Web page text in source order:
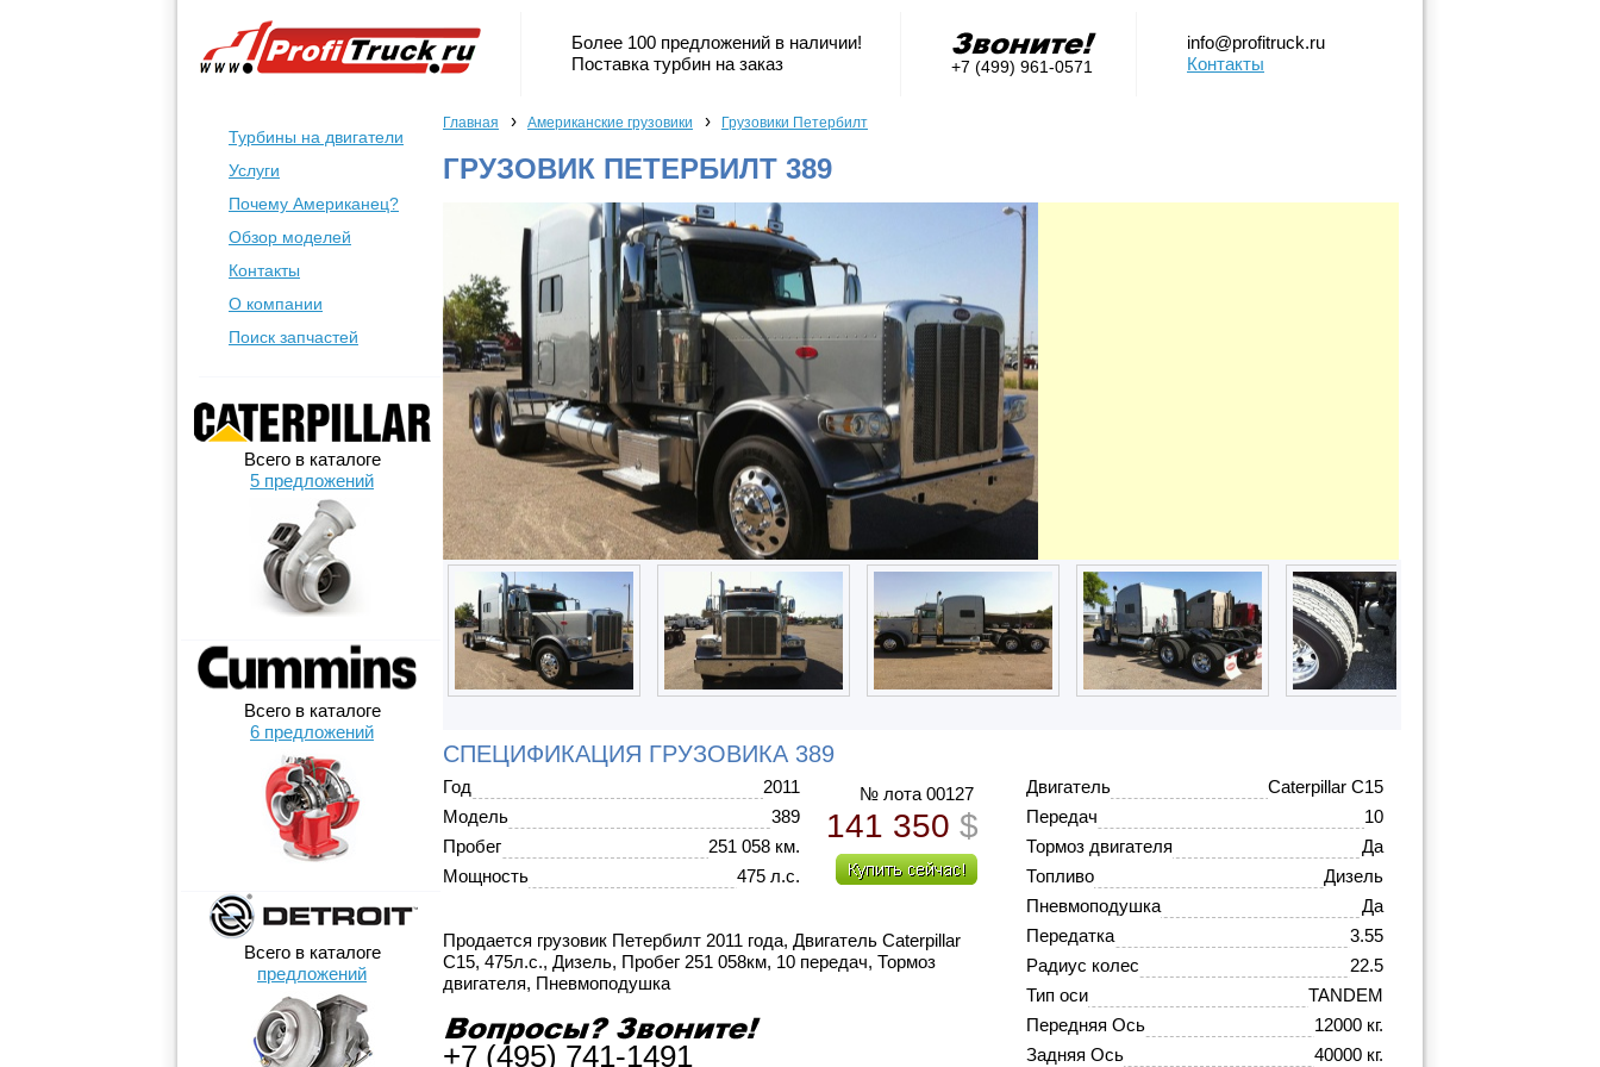
Более 100 предложений в наличии!
Поставка турбин на заказ
+7 (499) 961-0571
info@profitruck.ru
Контакты
Турбины на двигатели
Услуги
Почему Американец?
Обзор моделей
Контакты
О компании
Поиск запчастей
Всего в каталоге
5 предложений
Всего в каталоге
6 предложений
Всего в каталоге
предложений
Главная › Американские грузовики › Грузовики Петербилт
ГРУЗОВИК ПЕТЕРБИЛТ 389
СПЕЦИФИКАЦИЯ ГРУЗОВИКА 389
Год
2011
Модель
389
Пробег
251 058 км.
Мощность
475 л.с.
№ лота 00127
141 350 $
Продается грузовик Петербилт 2011 года, Двигатель Caterpillar
C15, 475л.с., Дизель, Пробег 251 058км, 10 передач, Тормоз
двигателя, Пневмоподушка
+7 (495) 741-1491
Двигатель
Caterpillar C15
Передач
10
Тормоз двигателя
Да
Топливо
Дизель
Пневмоподушка
Да
Передатка
3.55
Радиус колес
22.5
Тип оси
TANDEM
Передняя Ось
12000 кг.
Задняя Ось
40000 кг.